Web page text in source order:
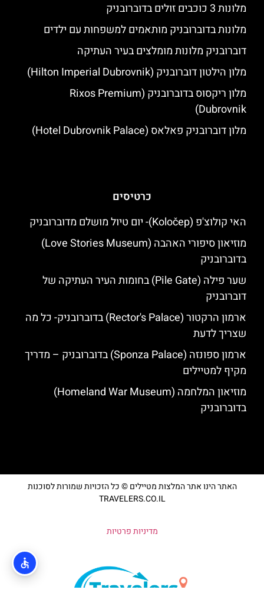
מלונות 3 כוכבים זולים בדוברובניק
מלונות בדוברובניק מותאמים למשפחות עם ילדים
דוברובניק מלונות מומלצים בעיר העתיקה
מלון הילטון דוברובניק (Hilton Imperial Dubrovnik)
מלון ריקסוס בדוברובניק (Rixos Premium
Dubrovnik)
מלון דוברובניק פאלאס (Hotel Dubrovnik Palace)
כרטיסים
האי קולוצ'פ (Koločep)- יום טיול מושלם מדוברובניק
מוזיאון סיפורי האהבה (Love Stories Museum)
בדוברובניק
שער פילה (Pile Gate) בחומות העיר העתיקה של
דוברובניק
ארמון הרקטור (Rector's Palace) בדוברובניק- כל מה
שצריך לדעת
ארמון ספונזה (Sponza Palace) בדוברובניק – מדריך
מקיף למטיילים
מוזיאון המלחמה (Homeland War Museum)
בדוברובניק
האתר הינו אתר המלצות מטיילים © כל הזכויות שמורות לסוכנות
TRAVELERS.CO.IL
מדיניות פרטיות